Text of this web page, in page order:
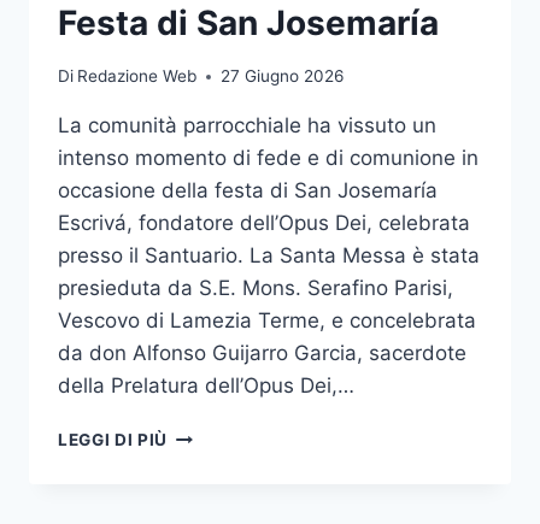
Festa di San Josemaría
Di Redazione Web 27 Giugno 2026
La comunità parrocchiale ha vissuto un
intenso momento di fede e di comunione in
occasione della festa di San Josemaría
Escrivá, fondatore dell’Opus Dei, celebrata
presso il Santuario. La Santa Messa è stata
presieduta da S.E. Mons. Serafino Parisi,
Vescovo di Lamezia Terme, e concelebrata
da don Alfonso Guijarro Garcia, sacerdote
della Prelatura dell’Opus Dei,…
LEGGI DI PIÙ